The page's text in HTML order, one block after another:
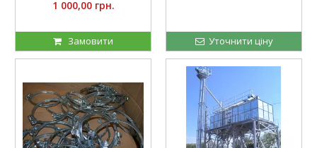
1 000,00 грн.
Замовити Уточнити ціну